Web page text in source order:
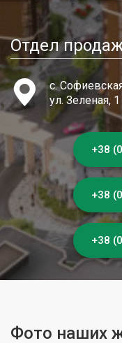
Отдел
с.
ул. Зеленая, 1
+38
+38
+38
Фото наших